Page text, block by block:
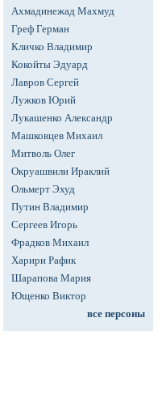
Ахмадинежад Махмуд
Греф Герман
Кличко Владимир
Кокойты Эдуард
Лавров Сергей
Лужков Юрий
Лукашенко Александр
Машковцев Михаил
Митволь Олег
Окруашвили Ираклий
Ольмерт Эхуд
Путин Владимир
Сергеев Игорь
Фрадков Михаил
Харири Рафик
Шарапова Мария
Ющенко Виктор
все персоны